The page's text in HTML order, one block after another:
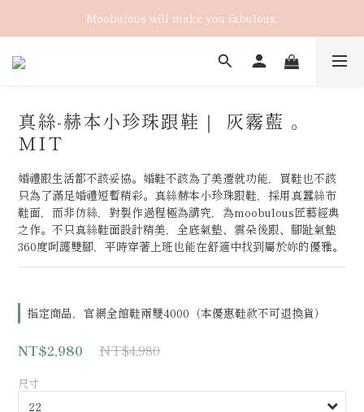
Moobulous will make you fabulous.
真絲-赫本小珍珠跟鞋｜ 灰霧藍 。
MIT
婚禮跟生活都不該妥協。婚鞋不該為了美遷就功能，買鞋也不該
只為了滿足婚禮短暫精彩。真絲赫本小珍珠跟鞋，採用真蠶絲布
鞋面，而非仿絲，對製作過程極為講究，為moobulous匠藝經典
之作。不只真絲鞋面設計精美，全底氣墊、雲朵後跟、腳趾氣墊
360度呵護雙腳，平時穿著上班也能在舒適中找到屬於妳的優雅。
指定商品，官網全館鞋兩雙4000（本優惠鞋款不可退換貨）
NT$2,980 NT$4,980
尺寸